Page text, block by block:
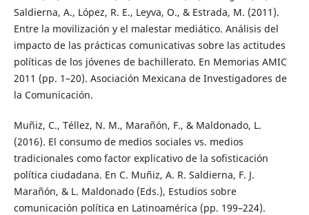
Saldierna, A., López, R. E., Leyva, O., & Estrada, M. (2011).
Entre la movilización y el malestar mediático. Análisis del
impacto de las prácticas comunicativas sobre las actitudes
políticas de los jóvenes de bachillerato. En Memorias AMIC
2011 (pp. 1–20). Asociación Mexicana de Investigadores de
la Comunicación.
Muñiz, C., Téllez, N. M., Marañón, F., & Maldonado, L.
(2016). El consumo de medios sociales vs. medios
tradicionales como factor explicativo de la sofisticación
política ciudadana. En C. Muñiz, A. R. Saldierna, F. J.
Marañón, & L. Maldonado (Eds.), Estudios sobre
comunicación política en Latinoamérica (pp. 199–224).